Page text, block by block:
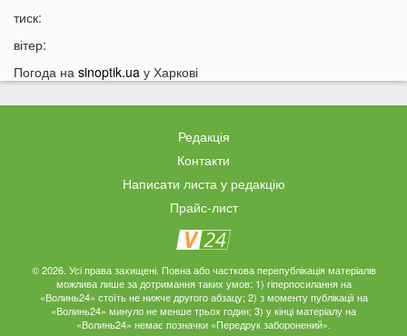
10:33
дронів РФ: що відбувається
На війні загинув волинянин, якого 16 місяців
вважали зниклим безвісти
Захід України пішов під воду після потужних злив
На Волині зіткнулися бус та мотоцикл: є
постраждалі
07 СЕРПНЯ
тиск:
вітер:
Погода на sinoptik.ua у Харкові
Редакція
Контакти
Написати листа у редакцію
Прайс-лист
© 2026. Усі права захищені. Повна або часткова перепублікація матеріалів
можлива лише за дотримання таких умов: 1) гіперпосилання на
«Волинь24» стоїть не нижче другого абзацу; 2) з моменту публікації на
«Волинь24» минуло не менше трьох годин; 3) у кінці матеріалу на
«Волинь24» немає позначки «Передрук заборонений».